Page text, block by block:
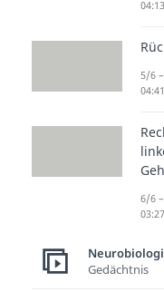
auch
ist
der
Dort
04:13
5/6
04:41
6/6
03:27
Gedächtnis